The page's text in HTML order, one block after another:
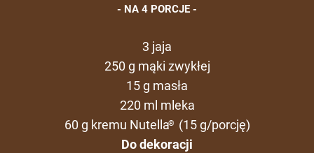
NA 4 PORCJE
3 jaja
250 g mąki zwykłej
15 g masła
220 ml mleka
60 g kremu Nutella®
(15 g/porcję)
Do dekoracji